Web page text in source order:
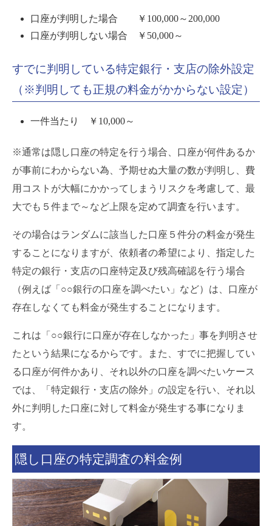
口座が判明した場合 ￥100,000～200,000
口座が判明しない場合 ￥50,000～
すでに判明している特定銀行・支店の除外設定
（※判明しても正規の料金がかからない設定）
一件当たり ￥10,000～
※通常は隠し口座の特定を行う場合、口座が何件あるか
が事前にわからない為、予期せぬ大量の数が判明し、費
用コストが大幅にかかってしまうリスクを考慮して、最
大でも５件まで～など上限を定めて調査を行います。
その場合はランダムに該当した口座５件分の料金が発生
することになりますが、依頼者の希望により、指定した
特定の銀行・支店の口座特定及び残高確認を行う場合
（例えば「○○銀行の口座を調べたい」など）は、口座が
存在しなくても料金が発生することになります。
これは「○○銀行に口座が存在しなかった」事を判明させ
たという結果になるからです。また、すでに把握してい
る口座が何件かあり、それ以外の口座を調べたいケース
では、「特定銀行・支店の除外」の設定を行い、それ以
外に判明した口座に対して料金が発生する事になりま
す。
隠し口座の特定調査の料金例